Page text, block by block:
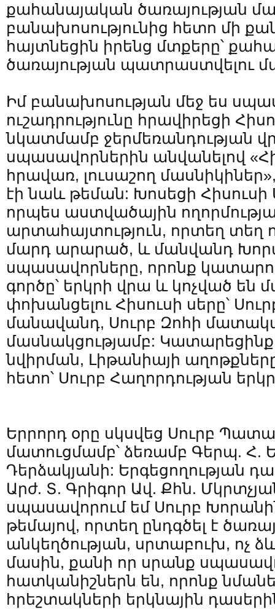
քահանայական ծառայության
բանախոսությունից հետո մի
հայտնեցին իրենց մտքերը՝
ծառայության պատրաստվելու
Իմ բանախոսության մեջ ես
ուշադրությունը հրավիրեցի
նկատմամբ ջերմեռանդության
սպասավորներին անվանելով
հրավառ, լուսաշող
էի նաև թեման: Խոսեցի Հիսուսի
որպես աստվածային
արտահայտություն, որտեղ տեղ
մարդ արարած, և մանվանդ
սպասավորները, որոնք
գործը՝ երկրի վրա և կոչված են
փոխանցելու Հիսուսի սերը՝
մանավանդ, Սուրբ Զոհի
մասնակցությամբ:
նվիրման, Լիթանիայի
հետո՝ Սուրբ Հաղորդության
Երրորդ օրը սկսվեց Սուրբ
մատուցմամբ՝ ձեռամբ Գերպ. Հ.
Դերձակյանի: Երգեցողության
Արժ. Տ. Գրիգոր Ավ. Քհն.
սպասավորում եմ Սուրբ
թեմայով, որտեղ ընդգծել է
անկեղծության, սրտաբուխ, ոչ
մասին, քանի որ սրանք
հատկանիշներն են, որոնք
հրեշտակների երկնային